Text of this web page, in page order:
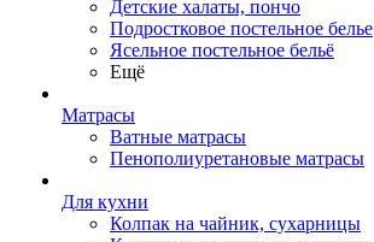
Детские халаты, пончо
Подростковое постельное белье
Ясельное постельное бельё
Ещё
Матрасы
Ватные матрасы
Пенополиуретановые матрасы
Для кухни
Колпак на чайник, сухарницы